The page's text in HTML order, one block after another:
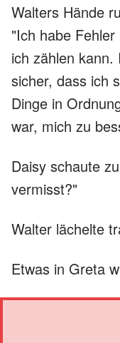
Walters Hände
"Ich habe
ich zählen
sicher, dass ich
Dinge in
war, mich zu
Daisy schaute
vermisst?"
Walter lächelte
Etwas in Greta